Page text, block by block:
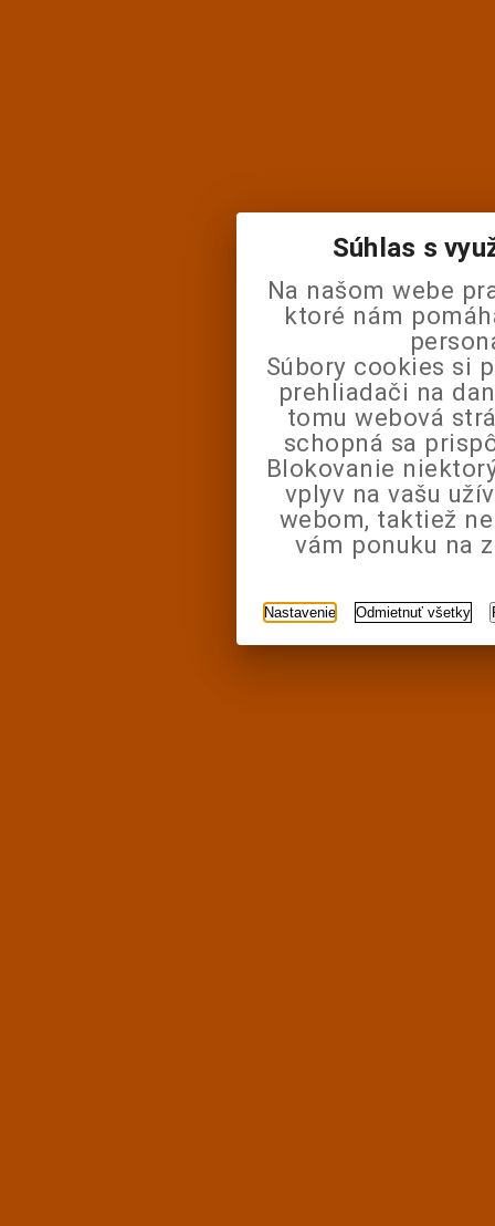
Súhlas s
Na našom webe
ktoré nám
Súbory cookies si
prehliadači na
tomu webová
schopná sa
Blokovanie
vplyv na vašu
webom, taktiež
vám ponuku na
Nastavenie Odmietnuť všetky